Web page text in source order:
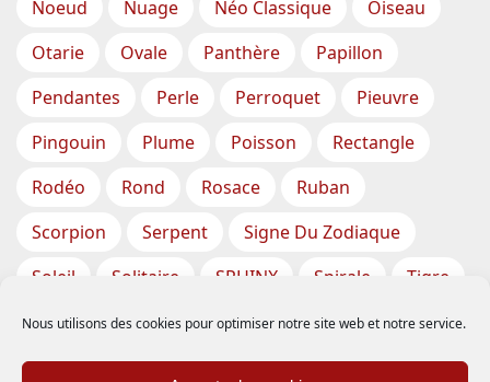
Nous utilisons des cookies pour optimiser notre site web et notre service.
Noeud
Nuage Néo Classique
Oiseau
Otarie
Ovale Panthère
Papillon
Pendantes
Perle Perroquet
Pieuvre
Pingouin
Plume Poisson
Rectangle
Rodéo
Rond Rosace
Ruban
Scorpion
Serpent
Signe Du Zodiaque
Soleil
Solitaire SPHINX Spirale
Tigre
Torsade
Tortue Train
Tresse
Triangle
Trèfle Tête Vase Étoile